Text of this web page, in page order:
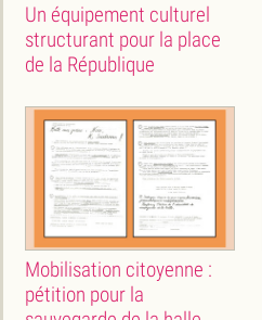
Un équipement culturel
structurant pour la place
de la République
Mobilisation citoyenne :
pétition pour la